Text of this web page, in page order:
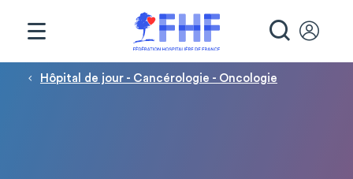
Fil d'Ariane
Hôpital de jour - Cancérologie - Oncologie
Panneau de gestion des cookies